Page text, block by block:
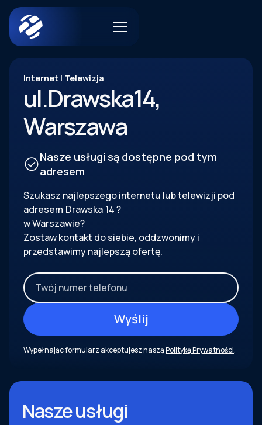
Internet | Telewizja
ul.Drawska14,
Warszawa
Nasze usługi są dostępne pod tym
adresem
Szukasz najlepszego internetu lub telewizji pod
adresem Drawska 14?
w Warszawie?
Zostaw kontakt do siebie, oddzwonimy i
przedstawimy najlepszą ofertę.
Wypełnając formularz akceptujesz nasząPolitykę Prywatności.
Nasze usługi